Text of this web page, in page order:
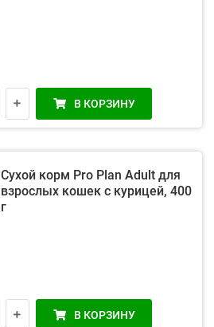
В КОРЗИНУ
Сухой корм Pro Plan Adult для
взрослых кошек с курицей, 400
г
В КОРЗИНУ